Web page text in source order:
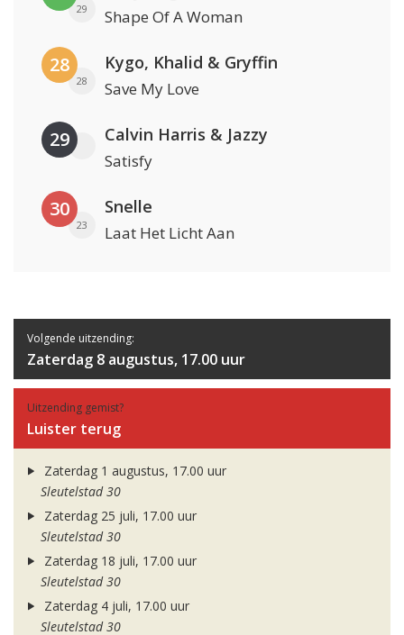
29 Shape Of A Woman
28
28
Kygo, Khalid & Gryffin
Save My Love
29 Calvin Harris & Jazzy
Satisfy
30
23
Snelle
Laat Het Licht Aan
Volgende uitzending:
Zaterdag 8 augustus, 17.00 uur
Uitzending gemist?
Luister terug
Zaterdag 1 augustus, 17.00 uur
Sleutelstad 30
Zaterdag 25 juli, 17.00 uur
Sleutelstad 30
Zaterdag 18 juli, 17.00 uur
Sleutelstad 30
Zaterdag 4 juli, 17.00 uur
Sleutelstad 30